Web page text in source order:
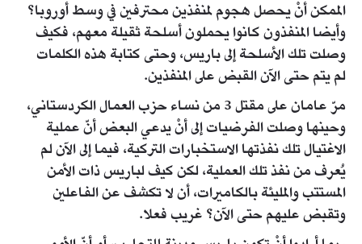
الممكن أنْ يحصل هجوم لمنفذين محترفين في وسط أوروبا؟
وأيضا المنفذون كانوا يحملون أسلحة ثقيلة معهم، فكيف
وصلت تلك الأسلحة إلى باريس، وحتى كتابة هذه الكلمات
لم يتم حتى الآن القبض على المنفذين.
مرّ عامان على مقتل 3 من نساء حزب العمال الكردستاني،
وحينها وصلت الفرضيات إلى أنْ يدعي البعض أنّ عملية
الاغتيال تلك نفذتها الاستخبارات التركية، فيما إلى الآن لم
يُعرف من نفذ تلك العملية، لكن كيف لباريس ذات الأمن
المستتب والمليئة بالكاميرات، أن لا تكشف عن الفاعلين
وتقبض عليهم حتى الآن؟ غريب فعلا.